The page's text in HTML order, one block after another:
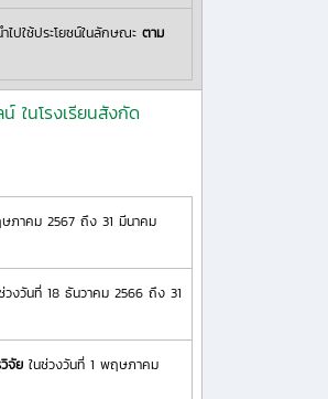
ไปใช้ประโยชน์ในลักษณะ ตาม
ในโรงเรียนสังกัด
ภาคม 2567 ถึง 31 มีนาคม
งวันที่ 18 ธันวาคม 2566 ถึง 31
จัยในช่วงวันที่ 1 พฤษภาคม